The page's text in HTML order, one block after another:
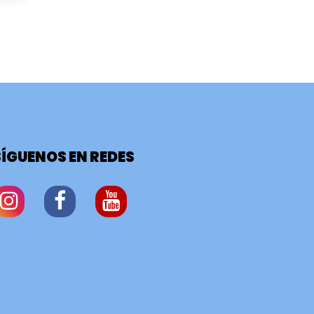
EN REDES